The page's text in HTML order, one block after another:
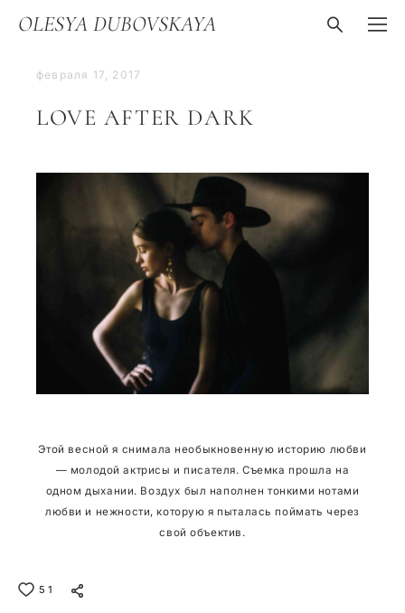
OLESYA DUBOVSKAYA
LOVE AFTER DARK
февраля 17, 2017
Этой весной я снимала необыкновенную историю любви
— молодой актрисы и писателя. Съемка прошла на
одном дыхании. Воздух был наполнен тонкими нотами
любви и нежности, которую я пыталась поймать через
свой объектив.
51